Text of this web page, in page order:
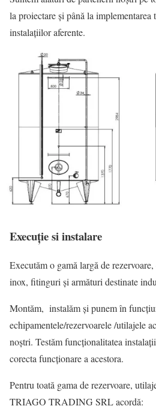
la proiectare și până la
instalațiilor aferente.
Execuție si instalare
Executăm o gamă largă de
inox, fitinguri și armături destinate
Montăm, instalăm și punem în
echipamentele/rezervoarele /utilajele
noștri. Testăm funcționalitatea
corecta funcționare a acestora.
Pentru toată gama de rezervoare,
TRIAGO TRADING SRL acordă: